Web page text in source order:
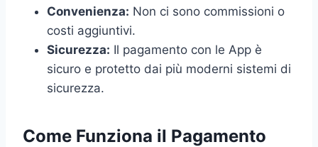
Convenienza: Non ci sono commissioni o
costi aggiuntivi.
Sicurezza: Il pagamento con le App è
sicuro e protetto dai più moderni sistemi di
sicurezza.
Come Funziona il Pagamento